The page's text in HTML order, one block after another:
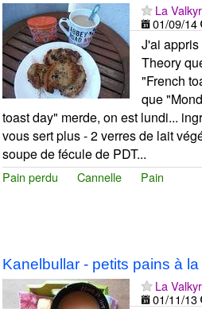
La
01/09/14
J'ai
Theory
"French
que
toast day" merde, on est lundi...
vous sert plus - 2 verres de lait
soupe de fécule de PDT...
Pain perdu Cannelle Pain
Kanelbullar - petits pains à
La
01/11/13